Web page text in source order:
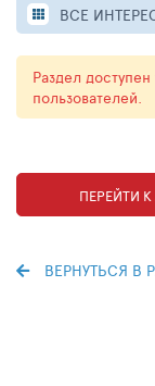
ВСЕ
Раздел
пользователей.
ПЕРЕЙТИ
ВЕРНУТЬСЯ В